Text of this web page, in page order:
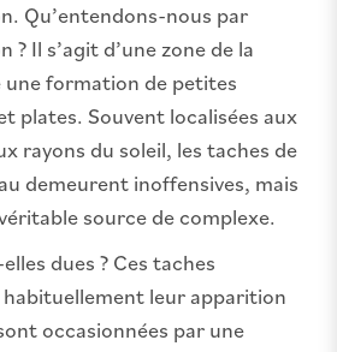
Qu’entendons-nous par
Il s’agit d’une zone de la
une formation de petites
plates. Souvent localisées aux
rayons du soleil, les taches de
demeurent inoffensives, mais
source de complexe.
dues ? Ces taches
leur apparition
occasionnées par une